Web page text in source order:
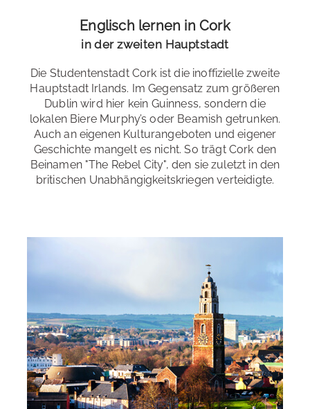
Englisch lernen in Cork
in der zweiten Hauptstadt
Die Studentenstadt Cork ist die inoffizielle zweite
Hauptstadt Irlands. Im Gegensatz zum größeren
Dublin wird hier kein Guinness, sondern die
lokalen Biere Murphy’s oder Beamish getrunken.
Auch an eigenen Kulturangeboten und eigener
Geschichte mangelt es nicht. So trägt Cork den
Beinamen "The Rebel City", den sie zuletzt in den
britischen Unabhängigkeitskriegen verteidigte.
: Anfänger *innen A2 bis Fortgeschrittene
Wähle dein Tempo: Standard- und Intensivkurse
Spezialkurse
: Business English, Abendkurs,
Familienangebote, 50+ Sprachreise
Examensvorbereitung: IELTS, Cambridge,
Abiturvorbereitung
Bildungsurlaub: Baden-Württemberg, Bremen, Berlin,
Alle Sprachkurse
Residenz
In der Schülerresidenz können Sie sofort Kontakte
knüpfen und lernen andere internationale
Sprachschüler*innen kennen. Ihnen stehen Küche und
Wohnraum zur gemeinsamen Nutzung zur Verfügung,
so dass Sie sich einfach selbst versorgen können.
Zimmertyp: Einzelzimmer
Sehenswürdigkeiten
Wer gerne einen Blick in die Vergangenheit wirft, der
kann sich die zahlreichen Burgen, Kirchen, das
Universitätsgebäude sowie das ehemalige Gefängnis in
Cork anschauen. Viele der grün gelegenen Steinbauten
spiegeln ein Irland wider, wie man es sich vorstellt.
Natur